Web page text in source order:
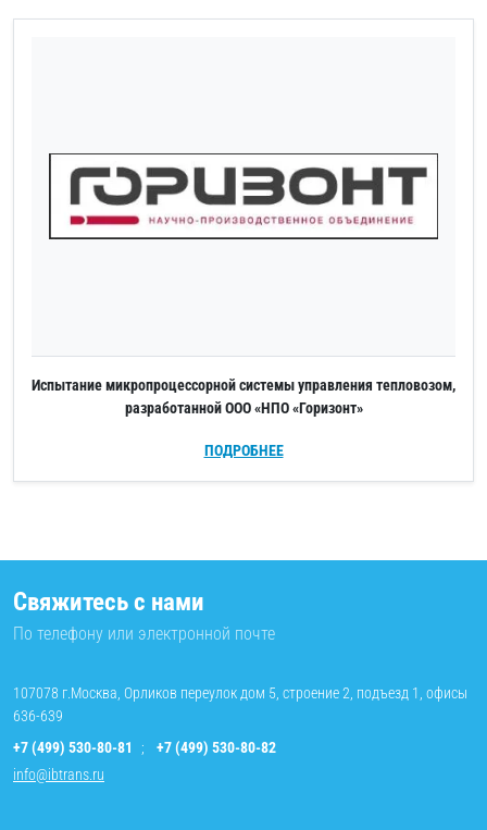
Испытание микропроцессорной системы управления тепловозом,
разработанной ООО «НПО «Горизонт»
ПОДРОБНЕЕ
Свяжитесь с нами
По телефону или электронной почте
107078 г.Москва, Орликов переулок дом 5, строение 2, подъезд 1, офисы
636-639
+7 (499) 530-80-81
;
+7 (499) 530-80-82
info@ibtrans.ru